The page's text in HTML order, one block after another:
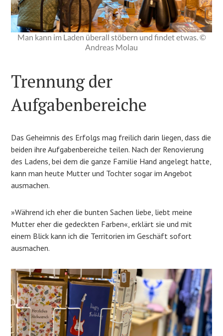
Man kann im Laden überall stöbern und findet etwas. ©
Andreas Molau
Trennung der
Aufgabenbereiche
Das Geheimnis des Erfolgs mag freilich darin liegen, dass die
beiden ihre Aufgabenbereiche teilen. Nach der Renovierung
des Ladens, bei dem die ganze Familie Hand angelegt hatte,
kann man heute Mutter und Tochter sogar im Angebot
ausmachen.
»Während ich eher die bunten Sachen liebe, liebt meine
Mutter eher die gedeckten Farben«, erklärt sie und mit
einem Blick kann ich die Territorien im Geschäft sofort
ausmachen.